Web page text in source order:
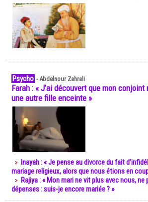
Psycho -Abdelnour Zahrali
Farah : « J’ai découvert que mon conjoint
une autre fille enceinte »
Inayah : « Je pense au divorce du fait
mariage religieux, alors que nous étions en
Rajiya : « Mon mari ne vit plus avec nous,
dépenses : suis-je encore mariée ? »